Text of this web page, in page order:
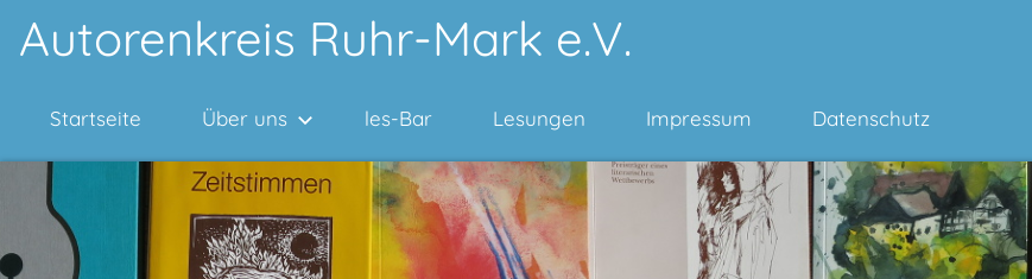
Inhalt
Autorenkreis Ruhr-Mark e.V.
Startseite Über uns les-Bar Lesungen Impressum Datenschutz